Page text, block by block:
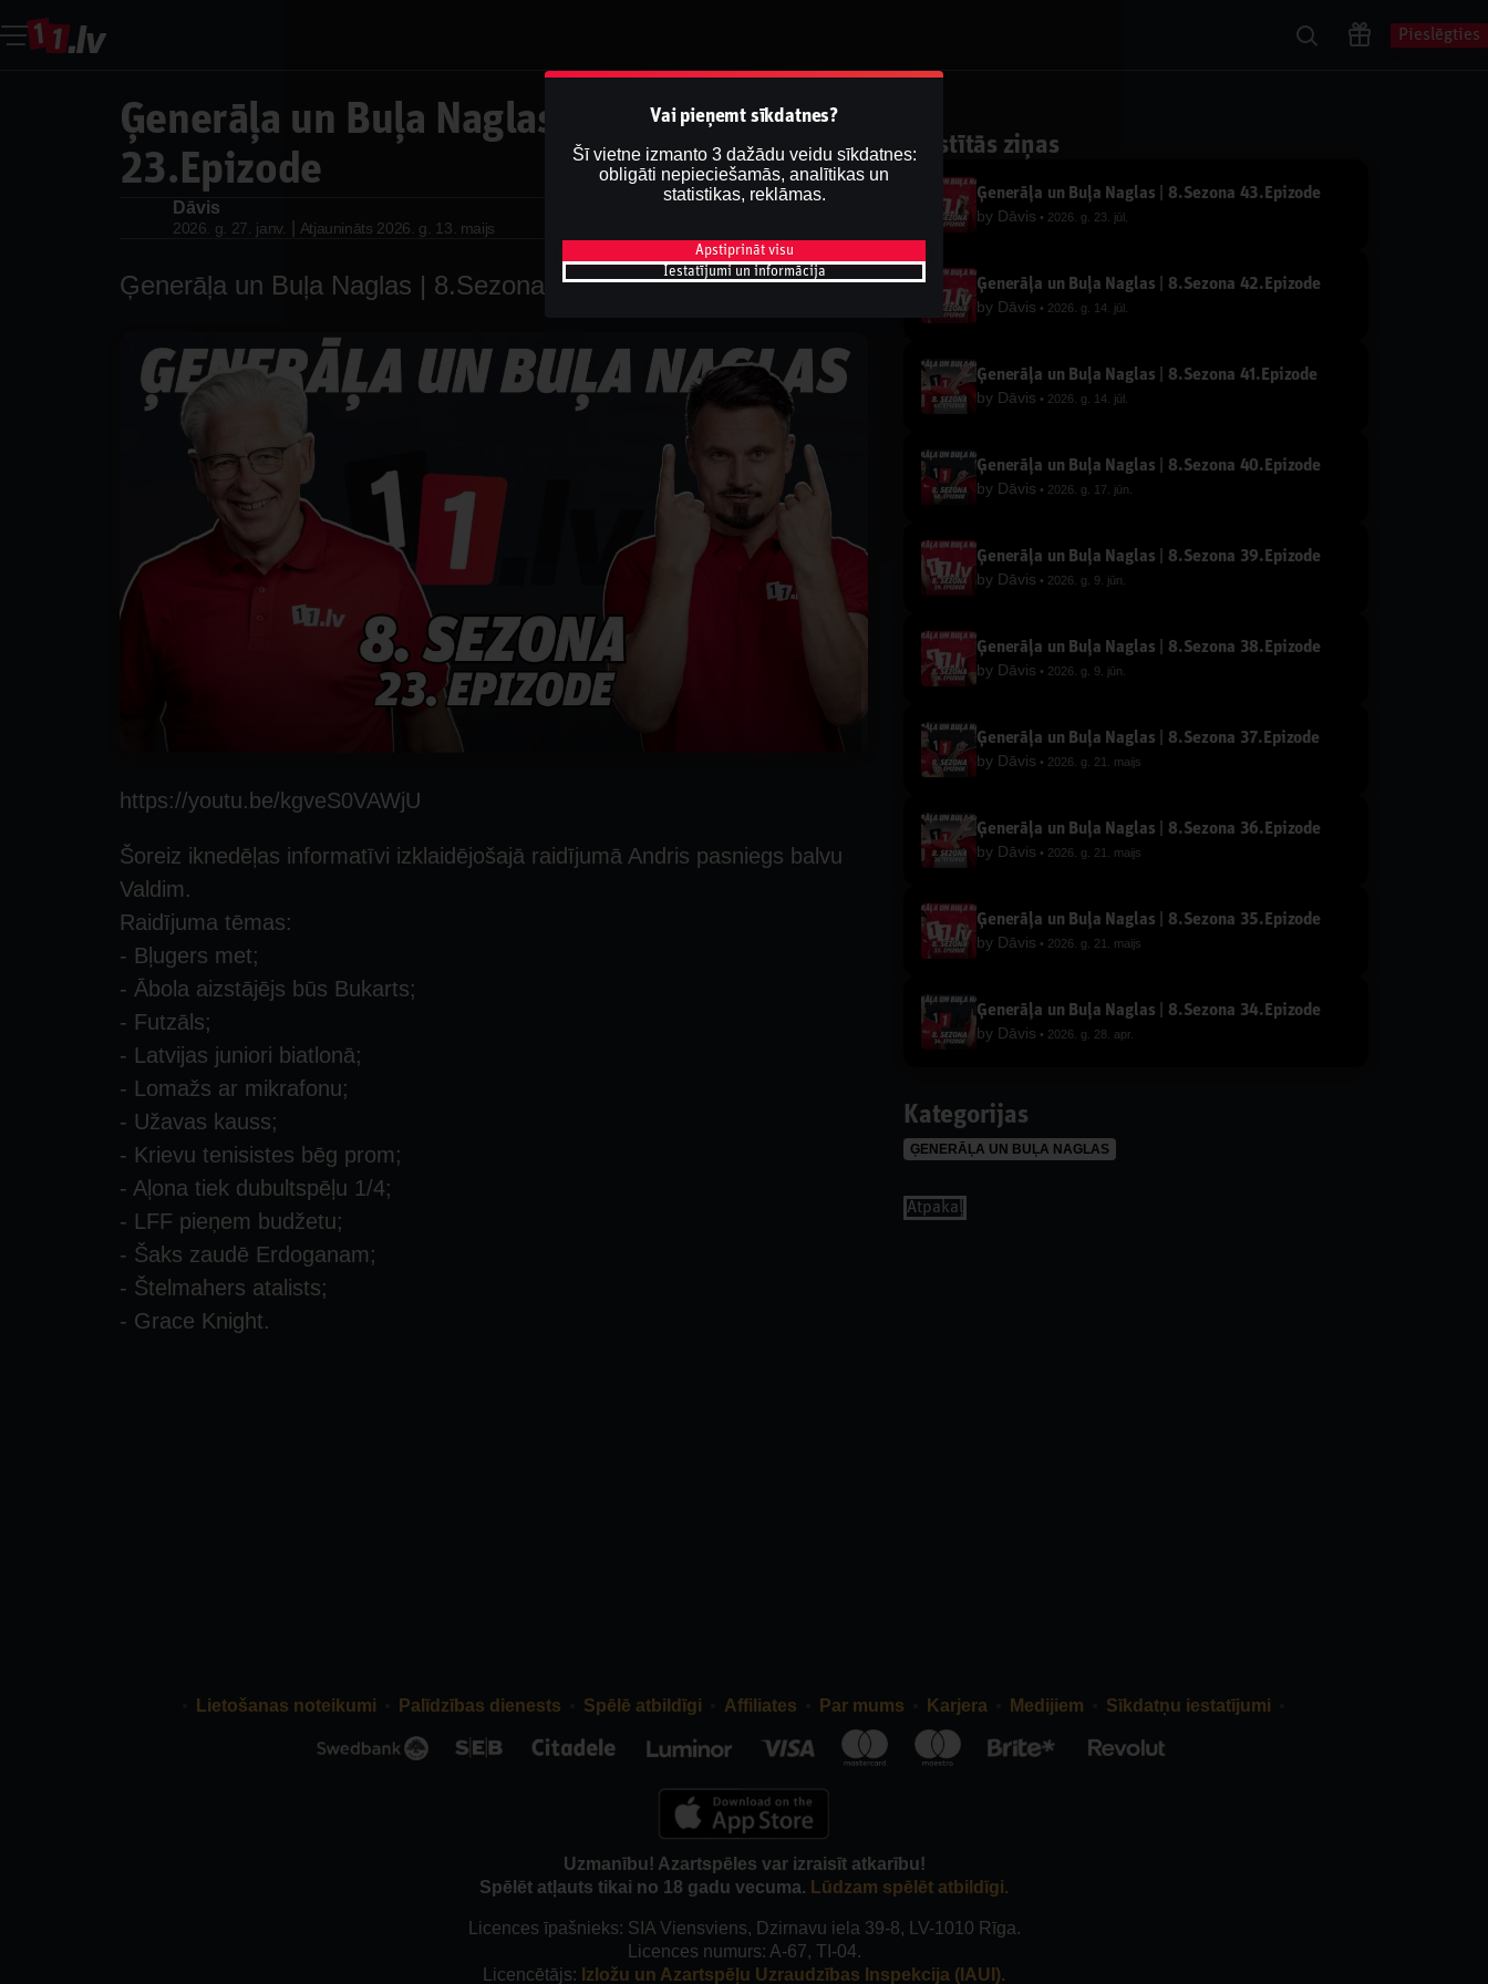
Pieslēgties
Ģenerāļa un Buļa Naglas | 8.Sezona
23.Epizode
Dāvis
2026. g. 27. janv. Atjaunināts 2026. g. 13. maijs
Ģenerāļa un Buļa Naglas | 8.Sezona 23.Epizode
https://youtu.be/kgveS0VAWjU
Šoreiz iknedēļas informatīvi izklaidējošajā raidījumā Andris pasniegs balvu
Valdim.
Raidījuma tēmas:
- Bļugers met;
- Ābola aizstājējs būs Bukarts;
- Futzāls;
- Latvijas juniori biatlonā;
- Lomažs ar mikrafonu;
- Užavas kauss;
- Krievu tenisistes bēg prom;
- Aļona tiek dubultspēļu 1/4;
- LFF pieņem budžetu;
- Šaks zaudē Erdoganam;
- Štelmahers atalists;
- Grace Knight.
Saistītās ziņas
Ģenerāļa un Buļa Naglas | 8.Sezona 43.Epizode
by Dāvis 2026. g. 23. jūl.
Ģenerāļa un Buļa Naglas | 8.Sezona 42.Epizode
by Dāvis 2026. g. 14. jūl.
Ģenerāļa un Buļa Naglas | 8.Sezona 41.Epizode
by Dāvis 2026. g. 14. jūl.
Ģenerāļa un Buļa Naglas | 8.Sezona 40.Epizode
by Dāvis 2026. g. 17. jūn.
Ģenerāļa un Buļa Naglas | 8.Sezona 39.Epizode
by Dāvis 2026. g. 9. jūn.
Ģenerāļa un Buļa Naglas | 8.Sezona 38.Epizode
by Dāvis 2026. g. 9. jūn.
Ģenerāļa un Buļa Naglas | 8.Sezona 37.Epizode
by Dāvis 2026. g. 21. maijs
Ģenerāļa un Buļa Naglas | 8.Sezona 36.Epizode
by Dāvis 2026. g. 21. maijs
Ģenerāļa un Buļa Naglas | 8.Sezona 35.Epizode
by Dāvis 2026. g. 21. maijs
Ģenerāļa un Buļa Naglas | 8.Sezona 34.Epizode
by Dāvis 2026. g. 28. apr.
Kategorijas
ĢENERĀĻA UN BUĻA NAGLAS
Аtpakaļ
Lietošanas noteikumi Palīdzības dienests Spēlē atbildīgi Affiliates Par mums Karjera Medijiem Sīkdatņu iestatījumi
Uzmanību! Azartspēles var izraisīt atkarību!
Spēlēt atļauts tikai no 18 gadu vecuma. Lūdzam spēlēt atbildīgi.
Licences īpašnieks: SIA Viensviens, Dzirnavu iela 39-8, LV-1010 Rīga.
Licences numurs: A-67, TI-04.
Licencētājs: Izložu un Azartspēļu Uzraudzības Inspekcija (IAUI).
Vai pieņemt sīkdatnes?
Šī vietne izmanto 3 dažādu veidu sīkdatnes:
obligāti nepieciešamās, analītikas un
statistikas, reklāmas.
Apstiprināt visu
Iestatījumi un informācija